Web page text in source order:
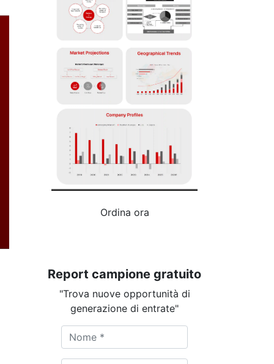
Ordina ora
Report campione gratuito
"Trova nuove opportunità di
generazione di entrate"